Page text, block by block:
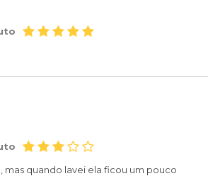
mas quando lavei ela ficou um pouco